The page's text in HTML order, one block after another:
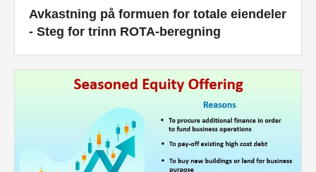
Avkastning på formuen for totale eiendeler
- Steg for trinn ROTA-beregning